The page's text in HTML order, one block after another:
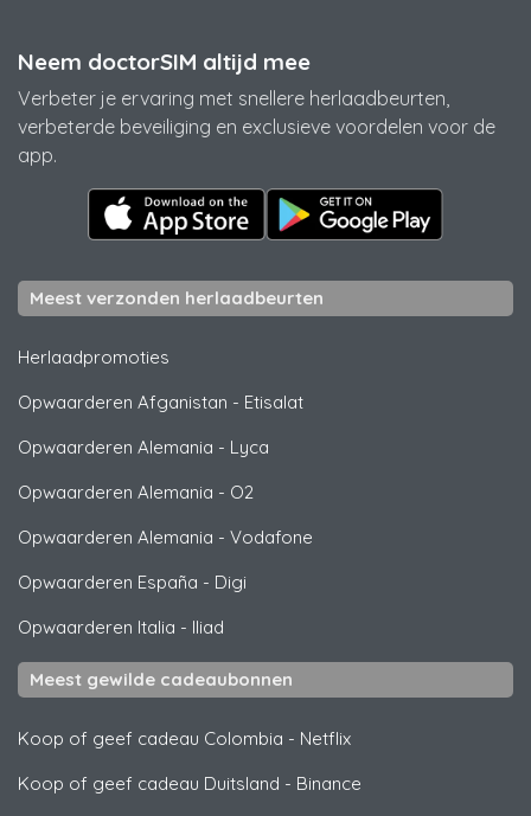
Neem doctorSIM altijd mee
Verbeter je ervaring met snellere herlaadbeurten,
verbeterde beveiliging en exclusieve voordelen voor de
app.
Meest verzonden herlaadbeurten
Herlaadpromoties
Opwaarderen Afganistan - Etisalat
Opwaarderen Alemania - Lyca
Opwaarderen Alemania - O2
Opwaarderen Alemania - Vodafone
Opwaarderen España - Digi
Opwaarderen Italia - Iliad
Meest gewilde cadeaubonnen
Koop of geef cadeau Colombia - Netflix
Koop of geef cadeau Duitsland - Binance